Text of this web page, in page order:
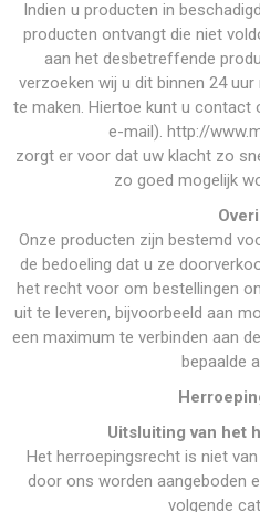
Indien u producten in
producten ontvangt die niet
aan het desbetreffende
verzoeken wij u dit binnen 24
te maken. Hiertoe kunt u
e-mail). http://
zorgt er voor dat uw klacht zo
zo goed mogelijk
Onze producten zijn bestemd
de bedoeling dat u ze
het recht voor om bestellingen
uit te leveren, bijvoorbeeld aan
een maximum te verbinden aan
bepaalde
Uitsluiting van het
Het herroepingsrecht is niet
door ons worden aangeboden
volgende